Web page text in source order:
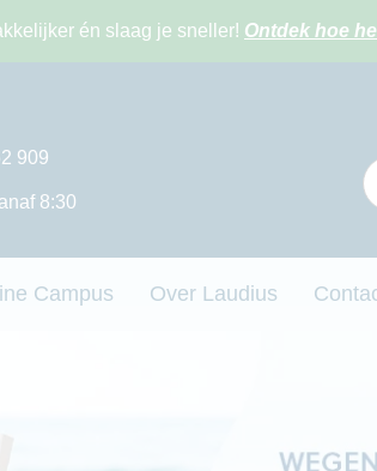
én slaag je sneller! Ontdek hoe
909
8:30
Campus Over Laudius